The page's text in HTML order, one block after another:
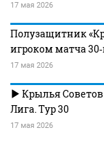
17 мая 2026
Полузащитник
игроком матча
17 мая 2026
Крылья
Лига. Тур 30
17 мая 2026